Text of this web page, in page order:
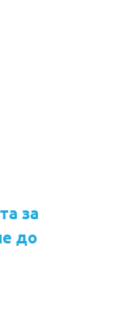
за
до